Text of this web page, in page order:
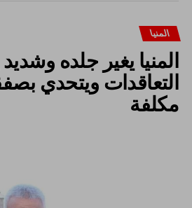
المنيا
المنيا يغير جلده
التعاقدات ويتحدي
مكلفة